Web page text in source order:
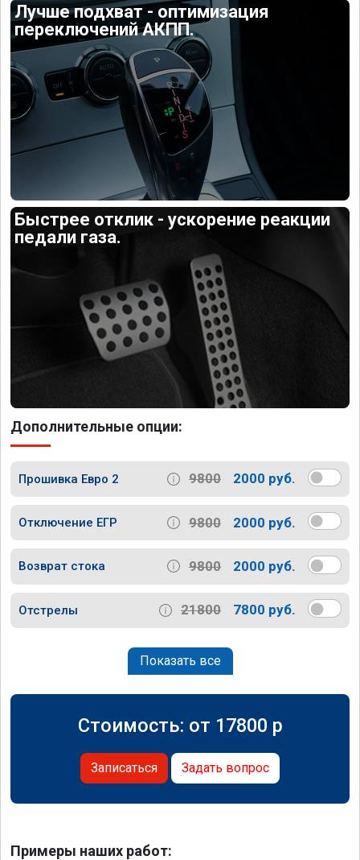
Лучше подхват - оптимизация
переключений АКПП.
Быстрее отклик - ускорение реакции
педали газа.
Дополнительные опции:
Прошивка Евро 2 9800 2000 руб.
Отключение ЕГР 9800 2000 руб.
Возврат стока 9800 2000 руб.
Отстрелы 21800 7800 руб.
Показать все
Стоимость: от 17800 p
Записаться Задать вопрос
Примеры наших работ: